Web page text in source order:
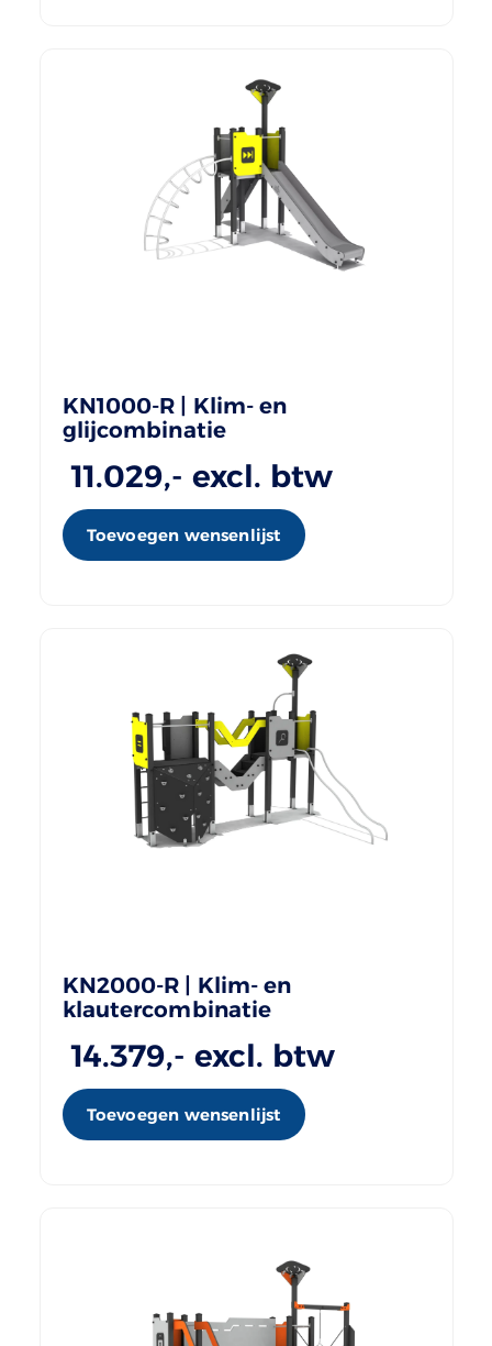
KN1000-R | Klim- en
glijcombinatie
11.029,- excl. btw
Toevoegen wensenlijst
KN2000-R | Klim- en
klautercombinatie
14.379,- excl. btw
Toevoegen wensenlijst